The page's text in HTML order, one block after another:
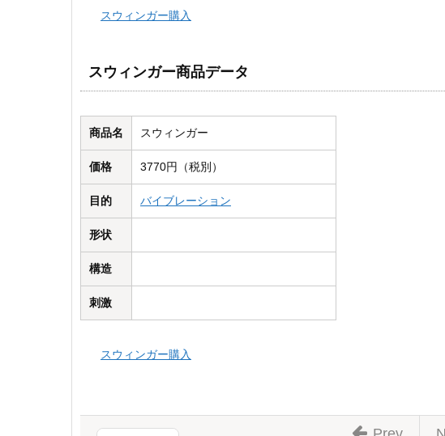
スウィンガー購入
スウィンガー商品データ
商品名 スウィンガー
価格 3770円（税別）
目的 バイブレーション
形状
構造
刺激
スウィンガー購入